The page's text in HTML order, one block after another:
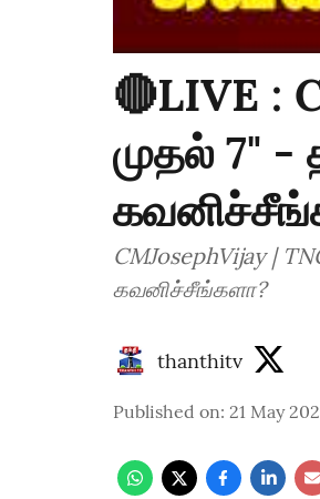
🔴LIVE :
முதல் 7"
CMJosephVijay |
கவனிச்சீங்களா?
thanthitv
Published on: 21 May